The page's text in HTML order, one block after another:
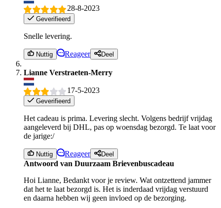
28-8-2023
Geverifieerd
Snelle levering.
Nuttig Reageer Deel
Lianne Verstraeten-Merry
17-5-2023
Geverifieerd
Het cadeau is prima. Levering slecht. Volgens bedrijf vrijdag
aangeleverd bij DHL, pas op woensdag bezorgd. Te laat voor
de jarige:/
Nuttig Reageer Deel
Antwoord van Duurzaam Brievenbuscadeau
Hoi Lianne, Bedankt voor je review. Wat ontzettend jammer
dat het te laat bezorgd is. Het is inderdaad vrijdag verstuurd
en daarna hebben wij geen invloed op de bezorging.